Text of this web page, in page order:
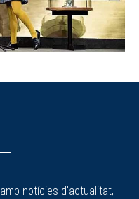
notícies d'actualitat,